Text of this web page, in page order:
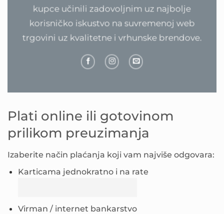
kupce učinili zadovoljnim uz najbolje
korisničko iskustvo na suvremenoj web
trgovini uz kvalitetne i vrhunske brendove.
Plati online ili gotovinom
prilikom preuzimanja
Izaberite način plaćanja koji vam najviše odgovara:
Karticama jednokratno i na rate
Virman / internet bankarstvo